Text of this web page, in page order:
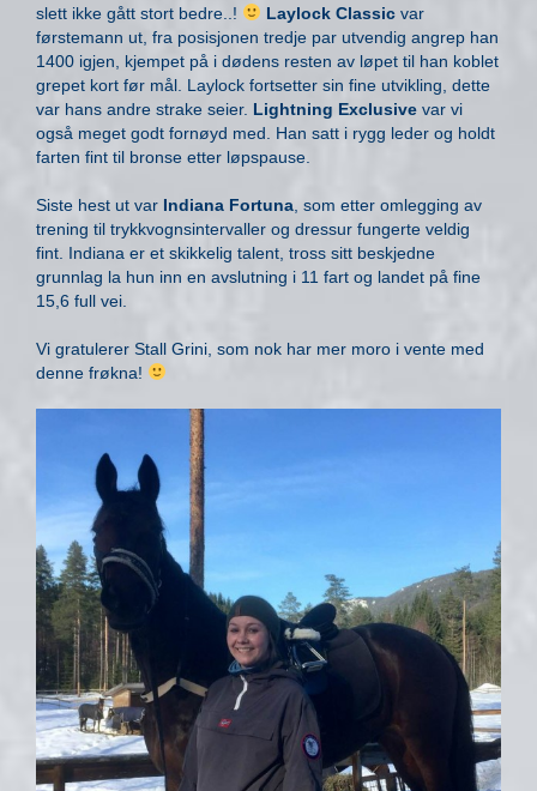
slett ikke gått stort bedre..!
Laylock Classicvar
førstemann ut, fra posisjonen tredje par utvendig angrep han
1400 igjen, kjempet på i dødens resten av løpet til han koblet
grepet kort før mål. Laylock fortsetter sin fine utvikling, dette
var hans andre strake seier. Lightning Exclusive var vi
også meget godt fornøyd med. Han satt i rygg leder og holdt
farten fint til bronse etter løpspause.
Siste hest ut var Indiana Fortuna , som etter omlegging av
trening til trykkvognsintervaller og dressur fungerte veldig
fint. Indiana er et skikkelig talent, tross sitt beskjedne
grunnlag la hun inn en avslutning i 11 fart og landet på fine
15,6 full vei.
Vi gratulerer Stall Grini, som nok har mer moro i vente med
denne frøkna!